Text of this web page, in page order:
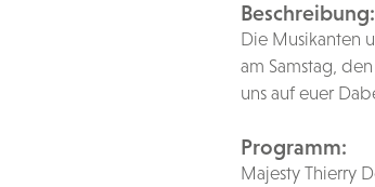
Beschreibung:
Die Musikanten
am Samstag,
uns auf euer
Programm:
Majesty Thierry